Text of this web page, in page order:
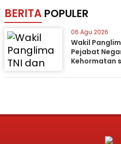
BERITA POPULER
06 Agu 2026
Wakil
Pejabat
Kehormatan